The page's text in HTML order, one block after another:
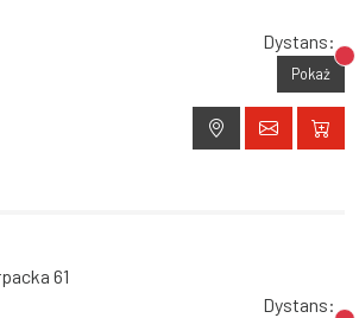
Dystans:
Pokaż
61
Dystans: